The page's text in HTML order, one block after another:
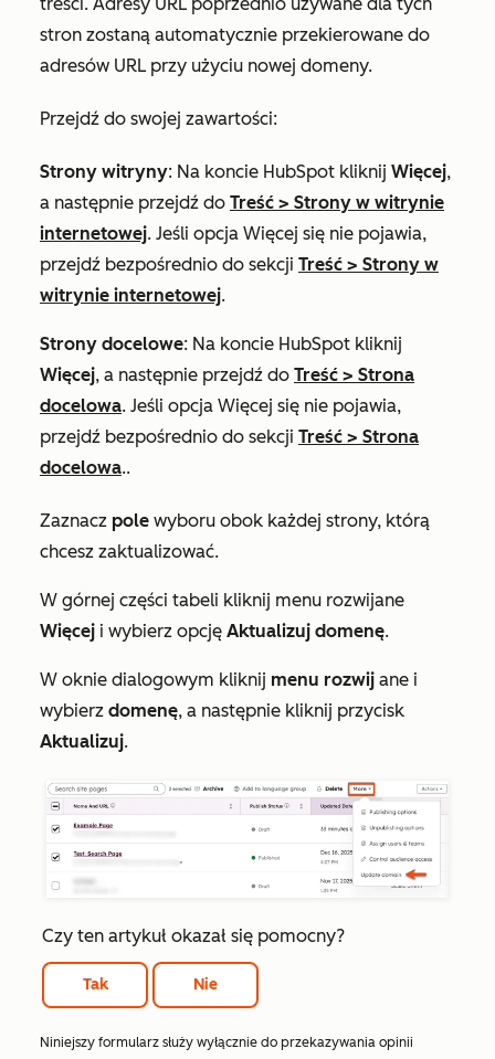
treści. Adresy URL poprzednio używane dla tych
stron zostaną automatycznie przekierowane do
adresów URL przy użyciu nowej domeny.
Przejdź do swojej zawartości:
Strony witryny: Na koncie HubSpot kliknij Więcej,
a następnie przejdź do Treść > Strony w witrynie
internetowej. Jeśli opcja Więcej się nie pojawia,
przejdź bezpośrednio do sekcji Treść > Strony w
witrynie internetowej.
Strony docelowe: Na koncie HubSpot kliknij
Więcej, a następnie przejdź do Treść > Strona
docelowa. Jeśli opcja Więcej się nie pojawia,
przejdź bezpośrednio do sekcji Treść > Strona
docelowa..
Zaznacz pole wyboru obok każdej strony, którą
chcesz zaktualizować.
W górnej części tabeli kliknij menu rozwijane
Więcej i wybierz opcję Aktualizuj domenę.
W oknie dialogowym kliknij menu rozwij ane i
wybierz domenę, a następnie kliknij przycisk
Aktualizuj.
Czy ten artykuł okazał się pomocny?
Tak Nie
Niniejszy formularz służy wyłącznie do przekazywania opinii